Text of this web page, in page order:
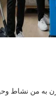
به من نشاط